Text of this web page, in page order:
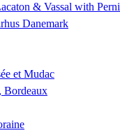
& Vassal with
Danemark
et Mudac
Bordeaux